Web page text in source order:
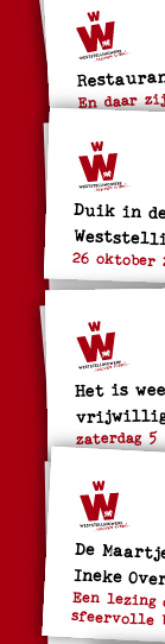
En daar
Duik in
26 oktober
Het is
zaterdag 5
De
Ineke
Een
sfeervolle